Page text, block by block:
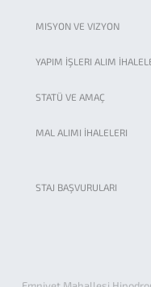
MISYON VE VIZYON
YAPIM İŞLERI ALIM
STATÜ VE AMAÇ
MAL ALIMI İHALELERI
STAJ BAŞVURULARI